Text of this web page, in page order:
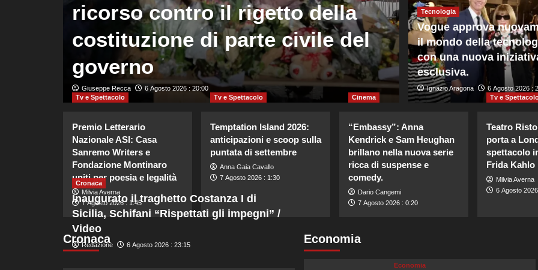
ricorso contro il rigetto della
costituzione di parte civile del
governo
Giuseppe Recca 6 Agosto 2026 : 20:00
premier
riafferma i
nucleari
Giuseppe Recca 6 Agosto 2026 :
Tecnologia
Vogue approva
il mondo della
con una nuova
esclusiva.
Ignazio Aragona 6 Agosto 2026 :
Tv e Spettacolo
Premio Letterario
Nazionale ASI: Casa
Sanremo Writers e
Fondazione Montinaro
uniti per poesia e legalità
Milvia Averna
7 Agosto 2026 : 1:45
Tv e Spettacolo
Temptation Island 2026:
anticipazioni e scoop sulla
puntata di settembre
Anna Gaia Cavallo
7 Agosto 2026 : 1:30
Cinema
“Embassy”: Anna
Kendrick e Sam Heughan
brillano nella nuova serie
ricca di suspense e
comedy.
Dario Cangemi
7 Agosto 2026 : 0:20
Tv e
Teatro
porta a
spettacolo
Frida Kahlo
Milvia Averna
6 Agosto
Cronaca
Cronaca
Inaugurato il traghetto Costanza I di
Sicilia, Schifani “Rispettati gli impegni” /
Video
Redazione 6 Agosto 2026 : 23:15 Economia
Economia